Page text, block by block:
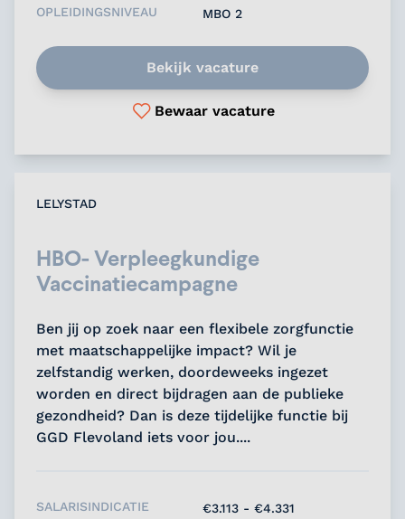
OPLEIDINGSNIVEAU
MBO 2
Bekijk vacature
Bewaar vacature
LELYSTAD
HBO- Verpleegkundige
Vaccinatiecampagne
Ben jij op zoek naar een flexibele zorgfunctie
met maatschappelijke impact? Wil je
zelfstandig werken, doordeweeks ingezet
worden en direct bijdragen aan de publieke
gezondheid? Dan is deze tijdelijke functie bij
GGD Flevoland iets voor jou....
SALARISINDICATIE
€3.113 - €4.331